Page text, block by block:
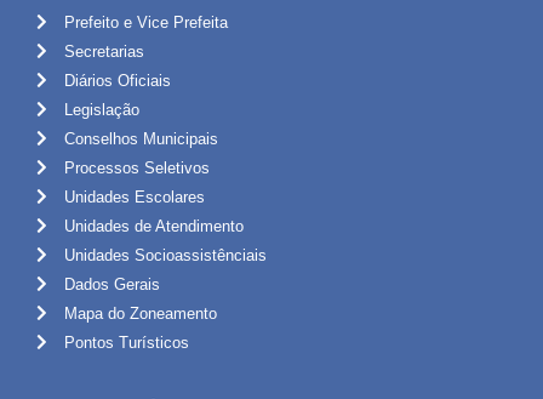
Prefeito e Vice Prefeita
Secretarias
Diários Oficiais
Legislação
Conselhos Municipais
Processos Seletivos
Unidades Escolares
Unidades de Atendimento
Unidades Socioassistênciais
Dados Gerais
Mapa do Zoneamento
Pontos Turísticos